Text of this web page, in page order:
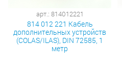
арт.: 814012221
814 012 221 Кабель
дополнительных устройств
(COLAS/ILAS), DIN 72585, 1
метр